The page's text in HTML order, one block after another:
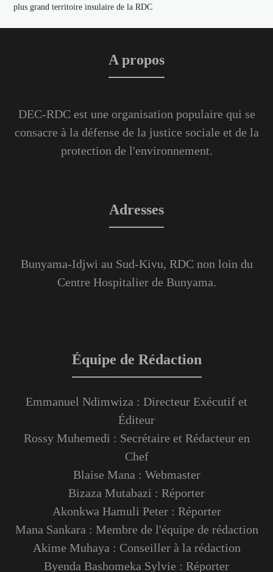
plus grand territoire insulaire de la RDC
A propos
DEC-RDC est une organisation populaire qui se
consacre à la défense de la justice sociale et de la
protection de l'environnement.
Adresses
Bunyama-Idjwi au Sud-Kivu, RDC non loin du
Centre Hospitalier de Bunyama.
Équipe de Rédaction
Emmanuel Ndimwiza : Directeur Exécutif et
Éditeur
Rossy Muhemedi : Secrétaire et Rédacteur en
Chef
Blaise Mana : Webmaster
Bizaza Mutabazi : Réporter
Akonkwa Hamuli Peter : Réporter
Mana Sankara : Membre de l'équipe de rédaction
Akime Muhaya : Conseiller à la rédaction
Byenda Bashomeka Sylvie : Réporter